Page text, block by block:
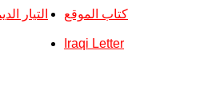
التيار كتاب الموقع
Iraqi Letter